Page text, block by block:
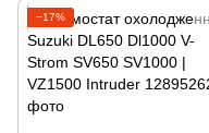
−17%